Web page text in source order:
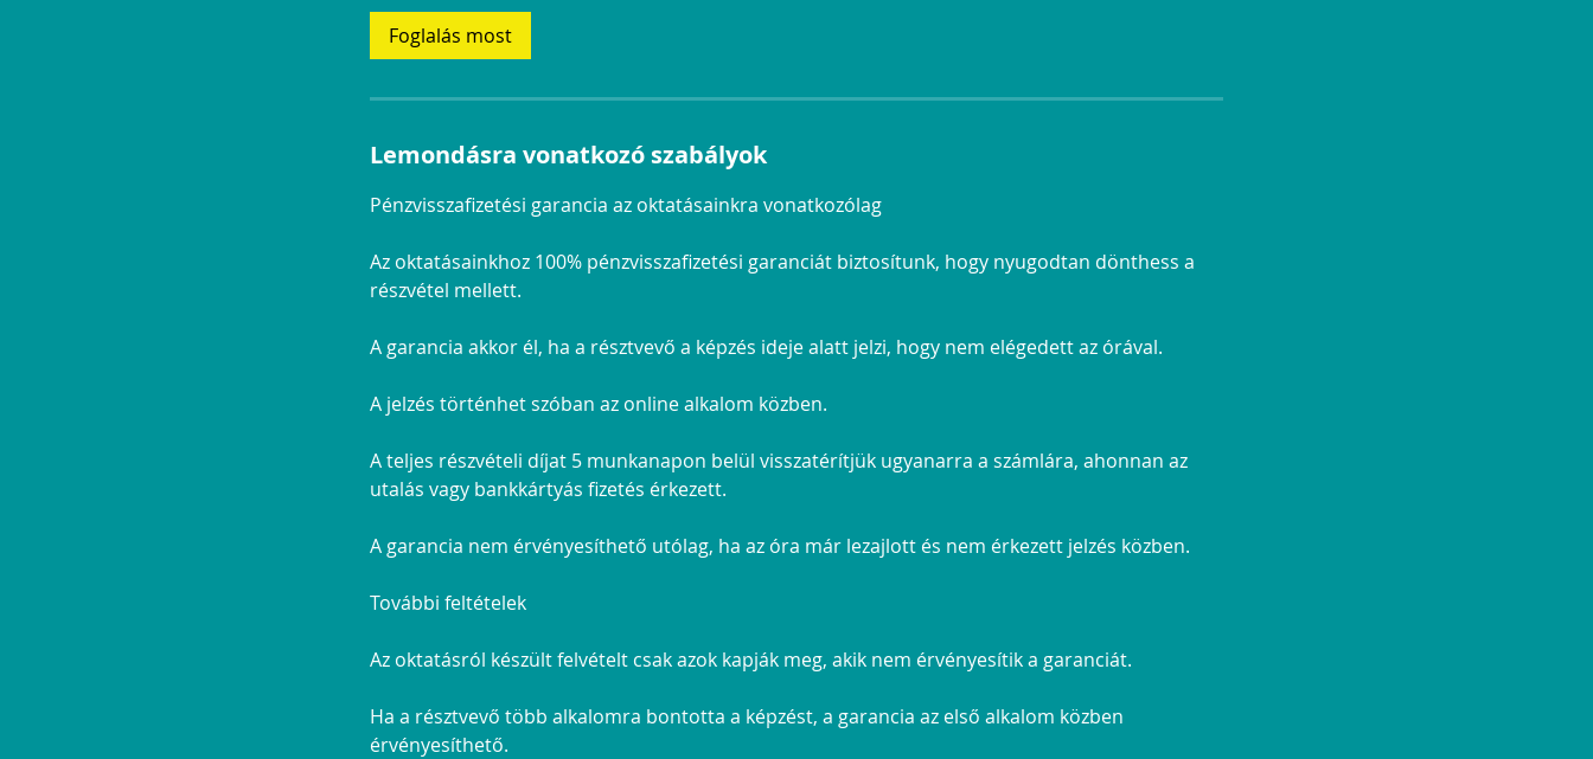
3
0
e
c
Foglalás most
Lemondásra vonatkozó szabályok
Pénzvisszafizetési garancia az oktatásainkra vonatkozólag
Az oktatásainkhoz 100% pénzvisszafizetési garanciát biztosítunk, hogy nyugodtan dönthess a
részvétel mellett.
A garancia akkor él, ha a résztvevő a képzés ideje alatt jelzi, hogy nem elégedett az órával.
A jelzés történhet szóban az online alkalom közben.
A teljes részvételi díjat 5 munkanapon belül visszatérítjük ugyanarra a számlára, ahonnan az
utalás vagy bankkártyás fizetés érkezett.
A garancia nem érvényesíthető utólag, ha az óra már lezajlott és nem érkezett jelzés közben.
További feltételek
Az oktatásról készült felvételt csak azok kapják meg, akik nem érvényesítik a garanciát.
Ha a résztvevő több alkalomra bontotta a képzést, a garancia az első alkalom közben
érvényesíthető.